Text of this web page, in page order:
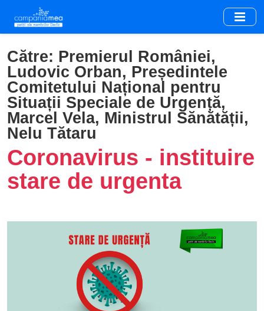
main
content
Către: Premierul României,
Ludovic Orban, Președintele
Comitetului Național pentru
Situații Speciale de Urgență,
Marcel Vela, Ministrul Sănătății,
Nelu Tătaru
Coronavirus - instituire
stare de urgenta